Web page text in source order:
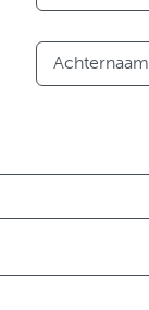
Achternaam